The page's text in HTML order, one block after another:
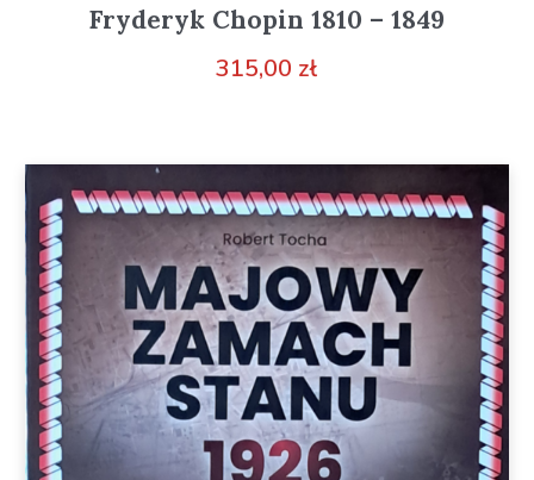
Fryderyk Chopin 1810 – 1849
315,00 zł